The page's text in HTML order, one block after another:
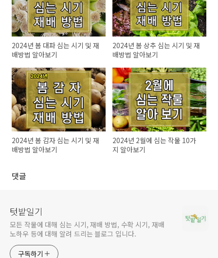
2024년 봄 대파 심는 시기 및 재
배방법 알아보기
2024년 봄 상추 심는 시기 및 재
배방법 알아보기
2024년 봄 감자 심는 시기 및 재
배방법 알아보기
2024년 2월에 심는 작물 10가
지 알아보기
댓글
텃밭일기
모든 작물에 대해 심는 시기, 재배 방법, 수확 시기, 재배
노하우 등에 대해 알려 드리는 블로그 입니다.
구독하기